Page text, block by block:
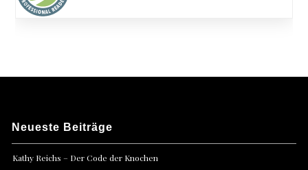
Neueste Beiträge
Kathy Reichs – Der Code der Knochen